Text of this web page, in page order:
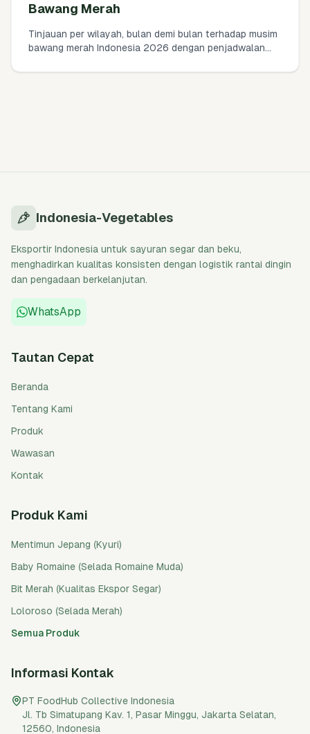
Bawang Merah
Tinjauan per wilayah, bulan demi bulan terhadap musim
bawang merah Indonesia 2026 dengan penjadwalan
pasar terdekat. Disusun dari pengalaman bertahun-
Indonesia-Vegetables
Eksportir Indonesia untuk sayuran segar dan beku,
menghadirkan kualitas konsisten dengan logistik rantai dingin
dan pengadaan berkelanjutan.
WhatsApp
Tautan Cepat
Beranda
Tentang Kami
Produk
Wawasan
Kontak
Produk Kami
Mentimun Jepang (Kyuri)
Baby Romaine (Selada Romaine Muda)
Bit Merah (Kualitas Ekspor Segar)
Loloroso (Selada Merah)
Semua Produk
Informasi Kontak
PT FoodHub Collective Indonesia
Jl. Tb Simatupang Kav. 1, Pasar Minggu, Jakarta Selatan,
12560, Indonesia